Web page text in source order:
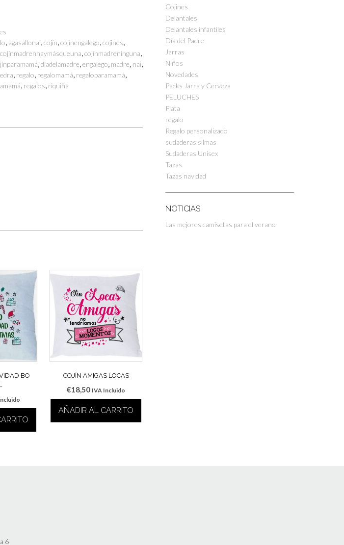
, agasallonai,cojín,cojínengalego,cojines,
cojínmadrenhaymásqueuna,cojínmadreninguna,
,díadelamadre,engalego, madre, nai,
, regalo, regalomamá, regaloparamamá,
, regalos, riquiña
BO
COJÍN AMIGAS LOCAS
€18,50 IVA Incluido
AÑADIR AL CARRITO
Cojines
Delantales
Delantales infantiles
Día del Padre
Jarras
Niños
Novedades
Packs Jarra y Cerveza
PELUCHES
Plata
regalo
Regalo personalizado
sudaderas silmas
Sudaderas Unisex
Tazas
Tazas navidad
NOTICIAS
Las mejores camisetas para el verano
6